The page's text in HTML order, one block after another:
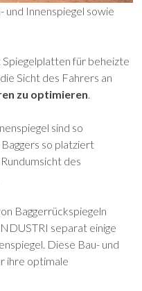
Innenspiegel sowie
für beheizte
Sicht des Fahrers an
zu optimieren
sind so
so platziert
des
Baggerrückspiegeln
separat einige
Diese Bau- und
ihre optimale